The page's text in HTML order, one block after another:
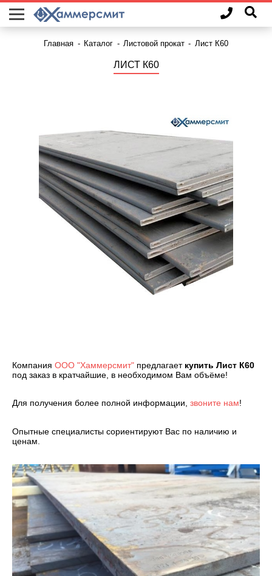
Главная - Каталог - Листовой прокат - Лист К60
ЛИСТ К60
Компания ООО "Хаммерсмит" предлагает купить Лист К60
под заказ в кратчайшие, в необходимом Вам объёме!
Для получения более полной информации, звоните нам!
Опытные специалисты сориентируют Вас по наличию и
ценам.